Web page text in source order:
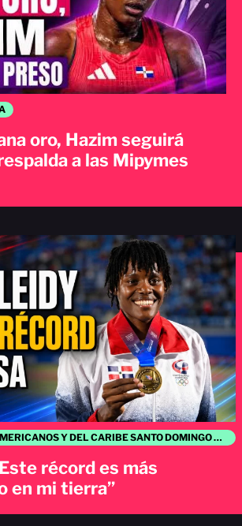
JUEGOS CENTROAMERICANOS Y DEL CARIBE SANTO DOMINGO 2026
récord es más
en mi tierra”
oro, Hazim seguirá
a las Mipymes